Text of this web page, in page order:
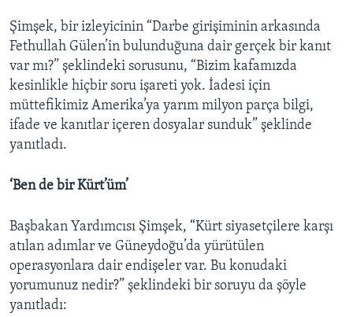
Şimşek, bir izleyicinin “Darbe girişiminin arkasında
Fethullah Gülen’in bulunduğuna dair gerçek bir kanıt
var mı?” şeklindeki sorusunu, “Bizim kafamızda
kesinlikle hiçbir soru işareti yok. İadesi için
müttefikimiz Amerika’ya yarım milyon parça bilgi,
ifade ve kanıtlar içeren dosyalar sunduk” şeklinde
yanıtladı.
‘Ben de bir Kürt’üm’
Başbakan Yardımcısı Şimşek, “Kürt siyasetçilere karşı
atılan adımlar ve Güneydoğu’da yürütülen
operasyonlara dair endişeler var. Bu konudaki
yorumunuz nedir?” şeklindeki bir soruyu da şöyle
yanıtladı: